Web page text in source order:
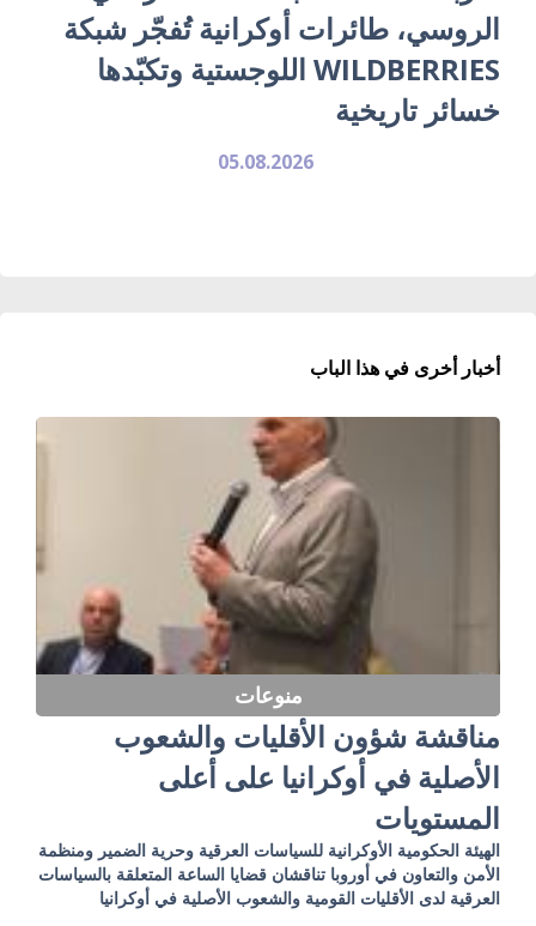
الروسي، طائرات أوكرانية تُفجّر شبكة
WILDBERRIES اللوجستية وتكبّدها
خسائر تاريخية
05.08.2026
أخبار أخرى في هذا الباب
منوعات
مناقشة شؤون الأقليات والشعوب
الأصلية في أوكرانيا على أعلى
المستويات
الهيئة الحكومية الأوكرانية للسياسات العرقية وحرية الضمير ومنظمة
الأمن والتعاون في أوروبا تناقشان قضايا الساعة المتعلقة بالسياسات
العرقية لدى الأقليات القومية والشعوب الأصلية في أوكرانيا